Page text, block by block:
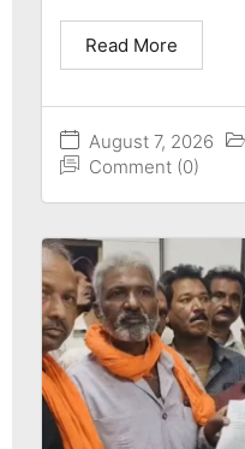
August 7, 2026
Comment (0)
Read More